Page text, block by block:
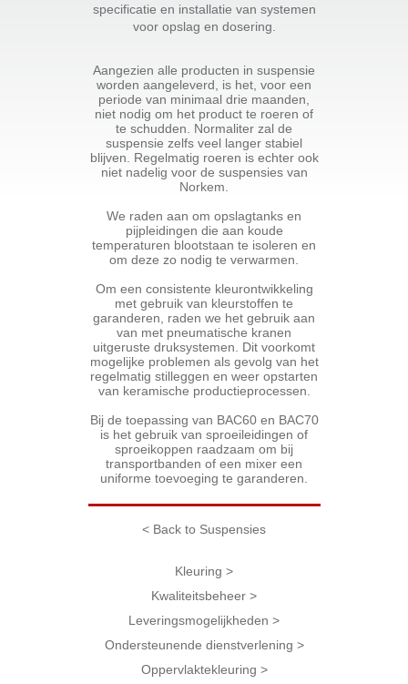
specificatie en installatie van systemen
voor opslag en dosering.
Aangezien alle producten in suspensie
worden aangeleverd, is het, voor een
periode van minimaal drie maanden,
niet nodig om het product te roeren of
te schudden. Normaliter zal de
suspensie zelfs veel langer stabiel
blijven. Regelmatig roeren is echter ook
niet nadelig voor de suspensies van
Norkem.
We raden aan om opslagtanks en
pijpleidingen die aan koude
temperaturen blootstaan te isoleren en
om deze zo nodig te verwarmen.
Om een consistente kleurontwikkeling
met gebruik van kleurstoffen te
garanderen, raden we het gebruik aan
van met pneumatische kranen
uitgeruste druksystemen. Dit voorkomt
mogelijke problemen als gevolg van het
regelmatig stilleggen en weer opstarten
van keramische productieprocessen.
Bij de toepassing van BAC60 en BAC70
is het gebruik van sproeileidingen of
sproeikoppen raadzaam om bij
transportbanden of een mixer een
uniforme toevoeging te garanderen.
< Back to Suspensies
Kleuring >
Kwaliteitsbeheer >
Leveringsmogelijkheden >
Ondersteunende dienstverlening >
Oppervlaktekleuring >